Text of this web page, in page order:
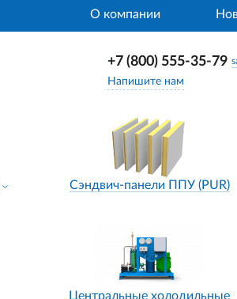
О компании
+7 (800) 555-35-79
Напишите нам
Сэндвич-панели ППУ (PUR)
Центральные холодильные